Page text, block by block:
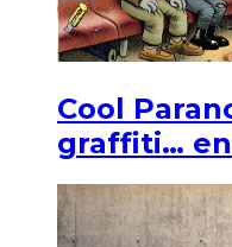
Cool
graffiti… en